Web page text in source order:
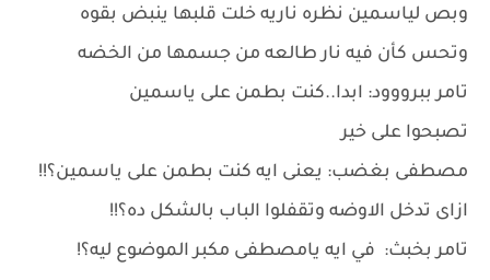
وبص لياسمين نظره ناريه خلت قلبها ينبض بقوه
وتحس كأن فيه نار طالعه من جسمها من الخضه
تامر ببرووود: ابدا..كنت بطمن على ياسمين
تصبحوا على خير
مصطفى بغضب: يعنى ايه كنت بطمن على ياسمين؟!!
ازاى تدخل الاوضه وتقفلوا الباب بالشكل ده؟!!
تامر بخبث: في ايه يامصطفى مكبر الموضوع ليه؟!